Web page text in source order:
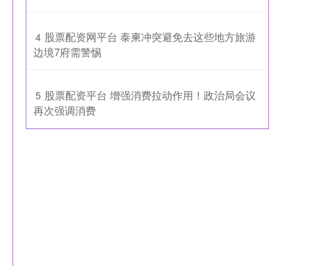
4 ​股票配资网平台 泰柬冲突避免去这些地方旅游
边境7府需警惕
5 ​股票配资平台 增强消费拉动作用！政治局会议
再次强调消费